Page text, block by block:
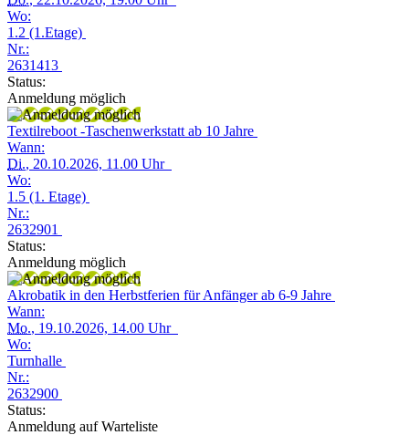
Wo:
1.2 (1.Etage)
Nr.:
2631413
Status:
Anmeldung möglich
Textilreboot -Taschenwerkstatt ab 10 Jahre
Wann:
Di., 20.10.2026, 11.00 Uhr
Wo:
1.5 (1. Etage)
Nr.:
2632901
Status:
Anmeldung möglich
Akrobatik in den Herbstferien für Anfänger ab 6-9 Jahre
Wann:
Mo., 19.10.2026, 14.00 Uhr
Wo:
Turnhalle
Nr.:
2632900
Status:
Anmeldung auf Warteliste